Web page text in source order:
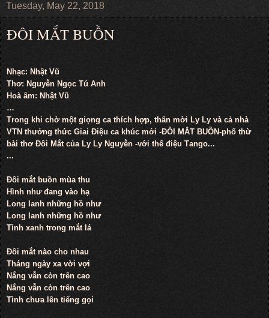
Tuesday, May 22, 2018
ĐÔI MẮT BUỒN
Nhạc: Nhật Vũ
Thơ: Nguyễn Ngọc Tú Anh
Hoà âm: Nhật Vũ
…
Trong khi chờ một giọng ca thích hợp, thân mời Ly Ly và cả nhà
VTN thưởng thức Giai Điệu ca khúc mới -ĐÔI MẮT BUỒN-phổ thừ
bài thơ Đôi Mắt của Ly Ly Nguyễn -với thể điệu Tango...
...
Đôi mắt buồn mùa thu
Hình như đang vào hạ
Long lanh những hồ như
Long lanh những hồ như
Tình xanh trong mắt lá
Đôi mắt nào cho nhau
Tháng ngày xa vời vợi
Nắng vẫn còn trên cao
Nắng vẫn còn trên cao
Tình chưa lên tiếng gọi